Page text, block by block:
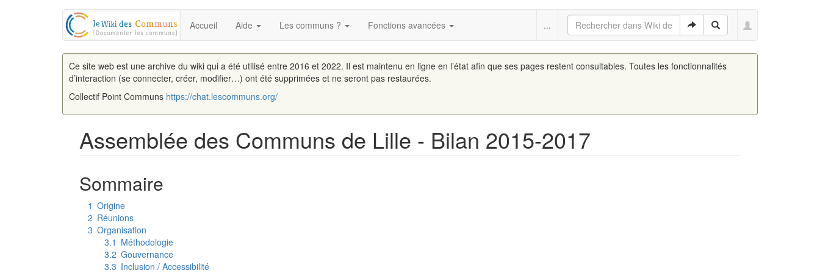
Accueil Aide Les communs ? Fonctions avancées ...
Ce site web est une archive du wiki qui a été utilisé entre 2016 et 2022. Il est maintenu en ligne en l’état afin que ses pages restent consultables. Toutes les fonctionnalités
d’interaction (se connecter, créer, modifier…) ont été supprimées et ne seront pas restaurées.
Collectif Point Communs https://chat.lescommuns.org/
Assemblée des Communs de Lille - Bilan 2015-2017
Sommaire
1 Origine
2 Réunions
3 Organisation
3.1 Méthodologie
3.2 Gouvernance
3.3 Inclusion / Accessibilité